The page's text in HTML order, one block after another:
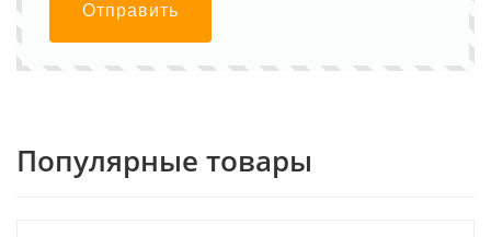
Отправить
Популярные товары